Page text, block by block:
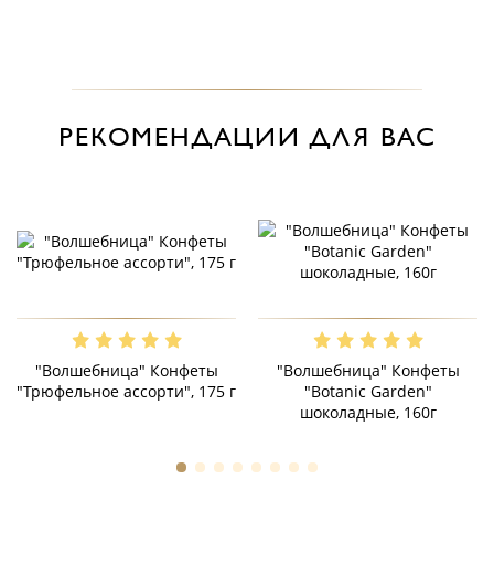
РЕКОМЕНДАЦИИ ДЛЯ ВАС
"Волшебница" Конфеты
"Трюфельное ассорти", 175 г
"Волшебница" Конфеты
"Botanic Garden"
шоколадные, 160г